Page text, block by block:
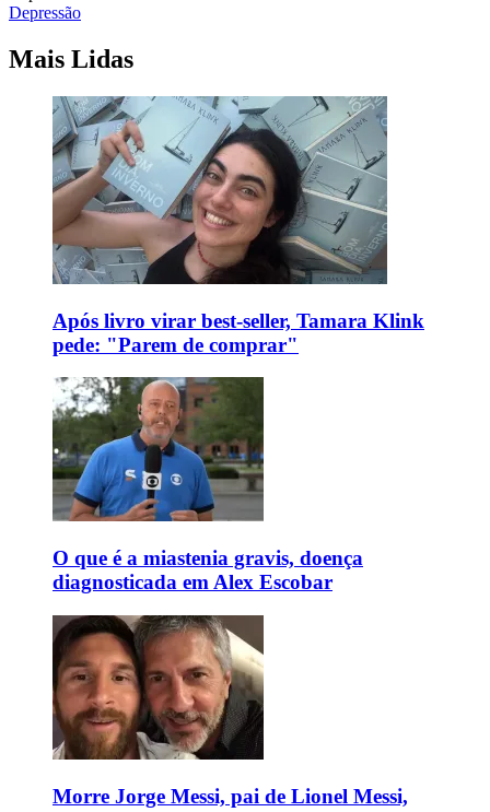
Depressão
Mais Lidas
Após livro virar best-seller, Tamara Klink
pede: "Parem de comprar"
O que é a miastenia gravis, doença
diagnosticada em Alex Escobar
Morre Jorge Messi, pai de Lionel Messi,